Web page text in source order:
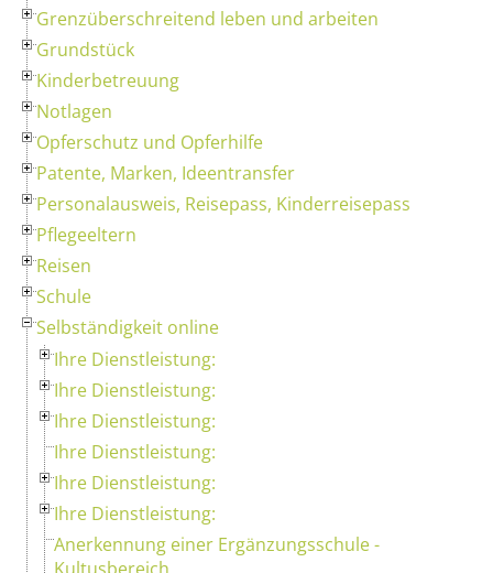
Grenzüberschreitend leben und arbeiten
Grundstück
Kinderbetreuung
Notlagen
Opferschutz und Opferhilfe
Patente, Marken, Ideentransfer
Personalausweis, Reisepass, Kinderreisepass
Pflegeeltern
Reisen
Schule
Selbständigkeit online
Ihre Dienstleistung:
Ihre Dienstleistung:
Ihre Dienstleistung:
Ihre Dienstleistung:
Ihre Dienstleistung:
Ihre Dienstleistung:
Anerkennung einer Ergänzungsschule -
Kultusbereich